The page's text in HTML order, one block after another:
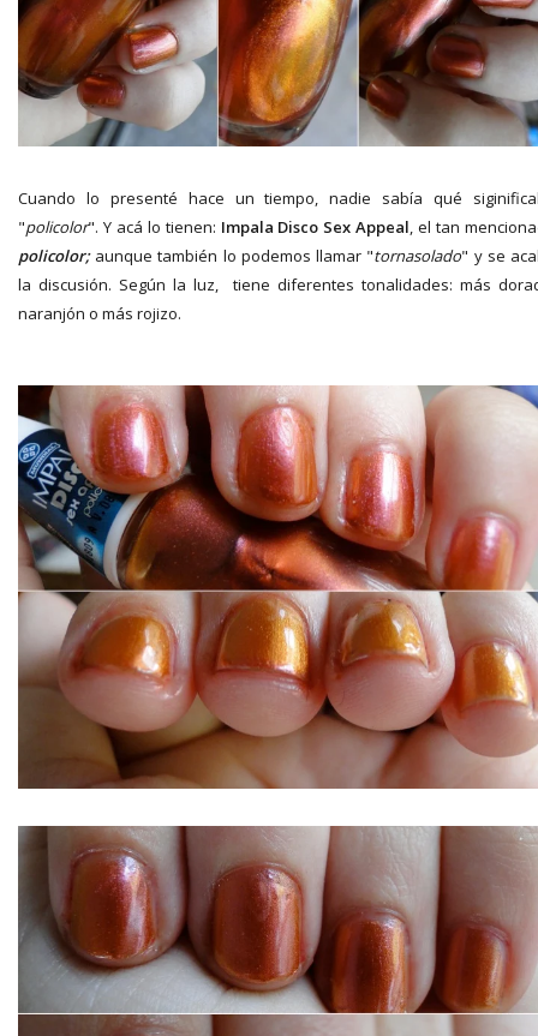
Cuando lo presenté hace un tiempo, nadie sabía qué
"policolor". Y acá lo tienen: Impala Disco Sex Appeal, el tan
policolor;aunque también lo podemos llamar "tornasolado" y se
la discusión. Según la luz, tiene diferentes tonalidades: más
naranjón o más rojizo.